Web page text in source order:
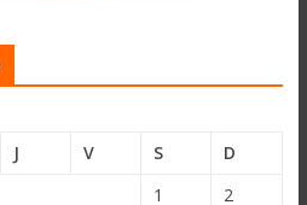
J V S
D
1
2